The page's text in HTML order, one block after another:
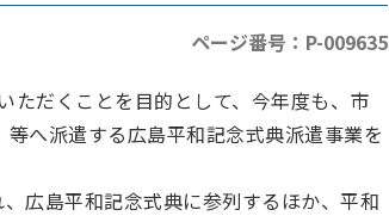
ページ番号：P-009635
ただくことを目的として、今年度も、市
へ派遣する広島平和記念式典派遣事業を
広島平和記念式典に参列するほか、平和